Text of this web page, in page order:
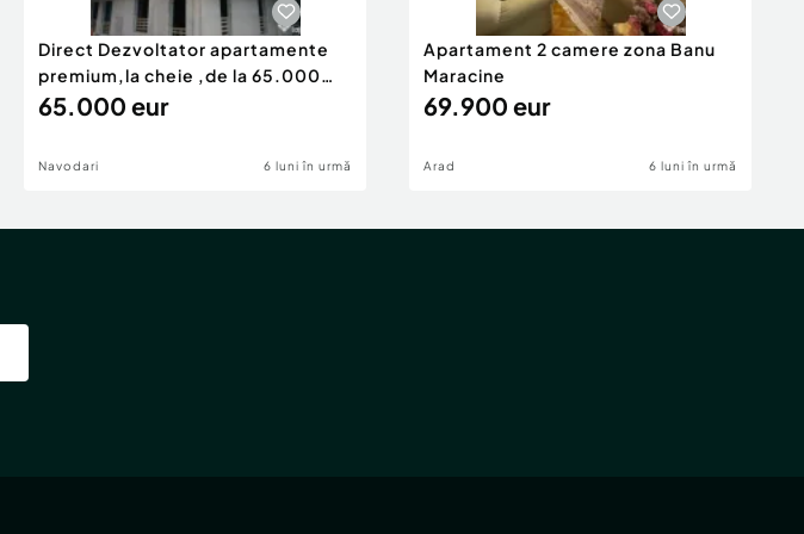
Direct Dezvoltator apartamente
premium,la cheie ,de la 65.000
eur
65.000 eur
Navodari 6 luni în urmă
Apartament 2 camere zona Banu
Maracine
69.900 eur
Arad 6 luni în urmă